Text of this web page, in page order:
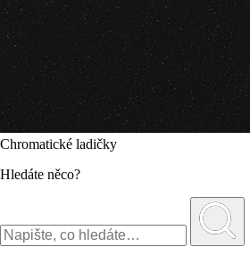
Chromatické ladičky
Hledáte něco?